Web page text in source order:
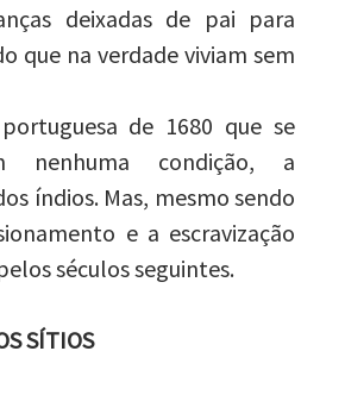
deixadas de pai para
que na verdade viviam sem
de 1680 que se
nenhuma condição, a
índios. Mas, mesmo sendo
e a escravização
séculos seguintes.
SÍTIOS